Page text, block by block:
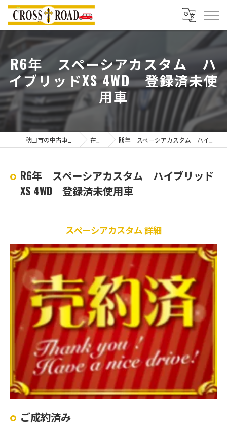
R6年 スペーシアカスタム ハ
イブリッドXS 4WD 登録済未使
用車
在庫一覧 R6年 スペーシアカスタム ハイブリッドXS 4WD 登録済未使用車
R6年 スペーシアカスタム ハイブリッド
XS 4WD 登録済未使用車
スペーシアカスタム 詳細
ご成約済み